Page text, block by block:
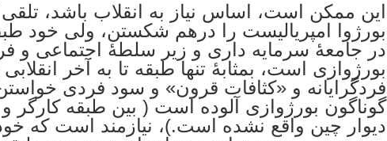
این ممکن است، اساس نیاز به انقلاب باشد،
بورژوا امپریالیست را درهم شکستن، ولی خود
در جامعۀ سرمایه داری و زیر سلطۀ اجتماعی و
بورژوازی است، بمثابۀ تنها طبقه تا به آخر
فردگرایانه و «کثافات قرون» و سود فردی
گوناگون بورژوازی آلوده است ( بین طبقه کارگر
دیوار چین واقع نشده است.)، نیازمند است که خود